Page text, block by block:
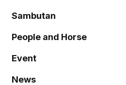
Sambutan
SARGA
Pordasi
People and Horse
Event
News